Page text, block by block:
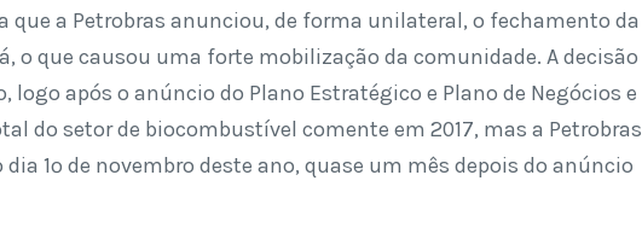
que a Petrobras anunciou, de forma unilateral, o fechamento da
o que causou uma forte mobilização da comunidade. A decisão
após o anúncio do Plano Estratégico e Plano de Negócios e
do setor de biocombustível comente em 2017, mas a Petrobras
1º de novembro deste ano, quase um mês depois do anúncio